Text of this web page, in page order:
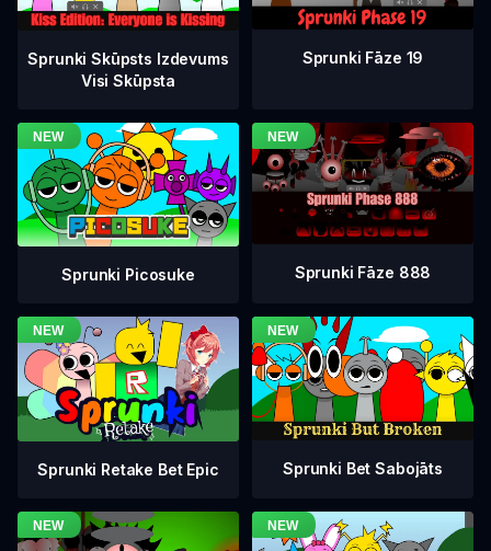
Sprunki Skūpsts Izdevums
Visi Skūpsta
Sprunki Fāze 19
Sprunki Picosuke Sprunki Fāze 888
Sprunki Retake Bet Epic Sprunki Bet Sabojāts